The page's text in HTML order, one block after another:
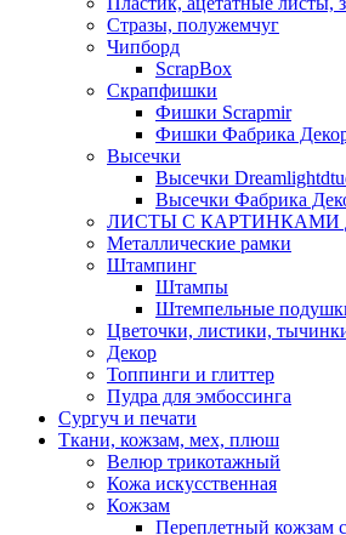
Стразы, полужемчуг
Чипборд
ScrapBox
Скрапфишки
Фишки Scrapmir
Фишки Фабрика
Высечки
Высечки
Высечки Фабрика
ЛИСТЫ С КАРТИНКАМИ
Металлические рамки
Штампинг
Штампы
Штемпельные
Цветочки, листики,
Декор
Топпинги и глиттер
Пудра для эмбоссинга
Сургуч и печати
Ткани, кожзам, мех, плюш
Велюр трикотажный
Кожа искусственная
Кожзам
Переплетный кожзам